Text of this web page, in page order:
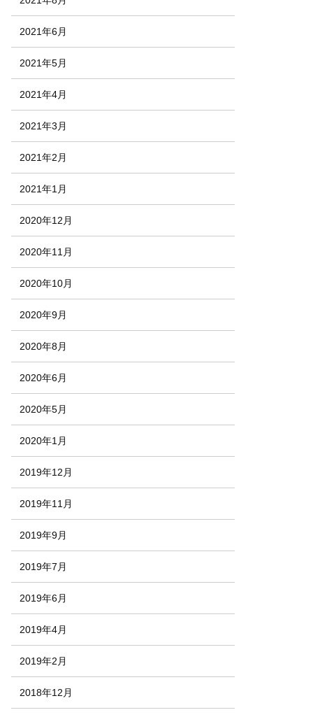
2021年6月
2021年5月
2021年4月
2021年3月
2021年2月
2021年1月
2020年12月
2020年11月
2020年10月
2020年9月
2020年8月
2020年6月
2020年5月
2020年1月
2019年12月
2019年11月
2019年9月
2019年7月
2019年6月
2019年4月
2019年2月
2018年12月